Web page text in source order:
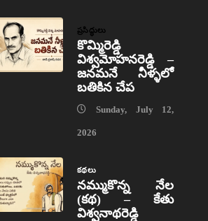
ప్రసిద్ధులు
కొమ్మిరెడ్డి
విశ్వమోహనరెడ్డి –
జనమనే నీళ్ళలో
బతికిన చేప
Sunday, July 12,
2026
కథలు
నమ్ముకొన్న నేల
(కథ) – కేతు
విశ్వనాథరెడ్డి